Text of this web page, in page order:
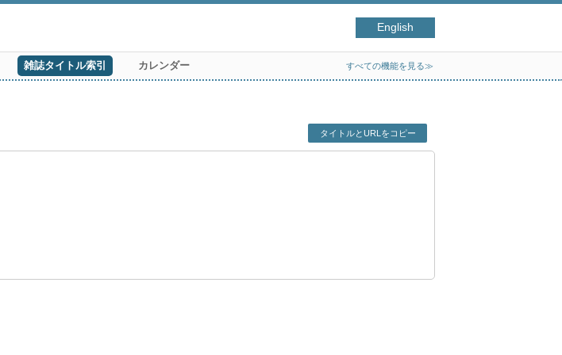
English
雑誌タイトル索引 カレンダー すべての機能を見る≫
タイトルとURLをコピー